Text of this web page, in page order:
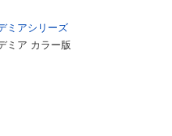
ミア カラー版 17
フルカラー版！】暗い路地裏で、震え
いことなんて分かってるさ。でも
ミアシリーズ
ミア カラー版